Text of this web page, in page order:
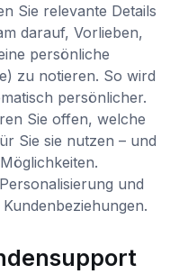
Sie relevante Details
darauf, Vorlieben,
persönliche
zu notieren. So wird
persönlicher.
Sie offen, welche
Sie sie nutzen – und
und